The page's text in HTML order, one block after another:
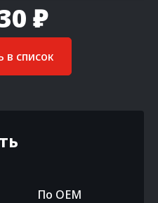
₽
в список
По OEM